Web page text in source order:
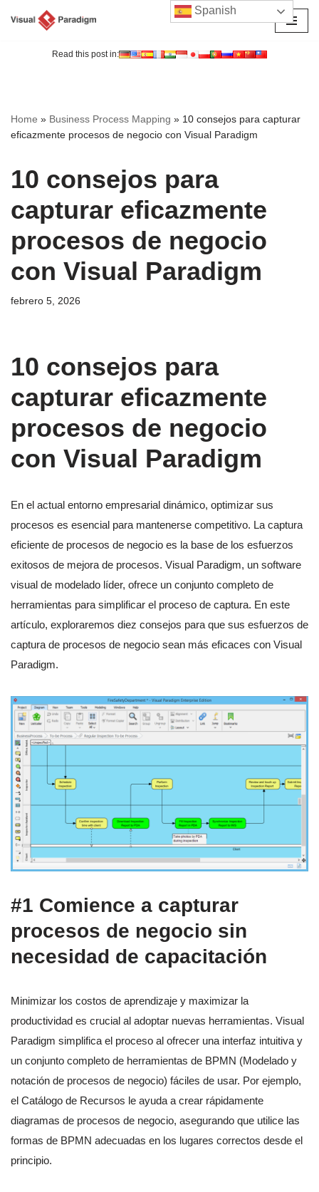
Read this post in:
Home » Business Process Mapping » 10 consejos para capturar
eficazmente procesos de negocio con Visual Paradigm
10 consejos para
capturar eficazmente
procesos de negocio
con Visual Paradigm
febrero 5, 2026
10 consejos para
capturar eficazmente
procesos de negocio
con Visual Paradigm
En el actual entorno empresarial dinámico, optimizar sus
procesos es esencial para mantenerse competitivo. La captura
eficiente de procesos de negocio es la base de los esfuerzos
exitosos de mejora de procesos. Visual Paradigm, un software
visual de modelado líder, ofrece un conjunto completo de
herramientas para simplificar el proceso de captura. En este
artículo, exploraremos diez consejos para que sus esfuerzos de
captura de procesos de negocio sean más eficaces con Visual
Paradigm.
#1 Comience a capturar
procesos de negocio sin
necesidad de capacitación
Minimizar los costos de aprendizaje y maximizar la
productividad es crucial al adoptar nuevas herramientas. Visual
Paradigm simplifica el proceso al ofrecer una interfaz intuitiva y
un conjunto completo de herramientas de BPMN (Modelado y
notación de procesos de negocio) fáciles de usar. Por ejemplo,
el Catálogo de Recursos le ayuda a crear rápidamente
diagramas de procesos de negocio, asegurando que utilice las
formas de BPMN adecuadas en los lugares correctos desde el
principio.
Spanish